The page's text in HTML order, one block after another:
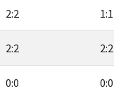
2:2 1:1
2:2 2:2
0:0 0:0